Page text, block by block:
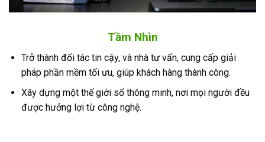
Tầm Nhìn
Trở thành đối tác tin cậy, và nhà tư vấn, cung cấp giải
pháp phần mềm tối ưu, giúp khách hàng thành công.
Xây dựng một thế giới số thông minh, nơi mọi người đều
được hưởng lợi từ công nghệ.